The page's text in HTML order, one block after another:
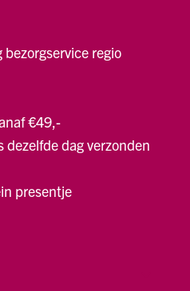
regio
€49,-
dag verzonden
presentje